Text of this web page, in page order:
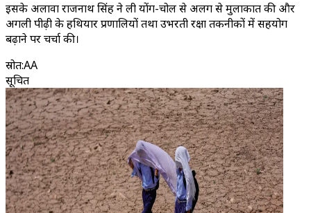
इसके अलावा राजनाथ सिंह ने ली योंग-चोल से अलग से मुलाकात की और
अगली पीढ़ी के हथियार प्रणालियों तथा उभरती रक्षा तकनीकों में सहयोग
बढ़ाने पर चर्चा की।
स्रोत:AA
सूचित